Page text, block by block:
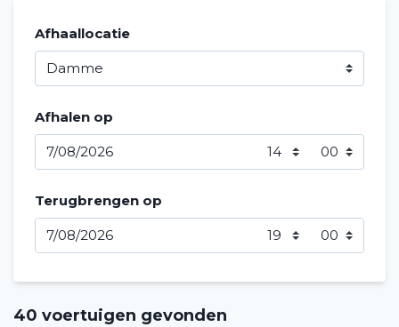
Afhaallocatie
Afhalen op
Terugbrengen op
40 voertuigen gevonden